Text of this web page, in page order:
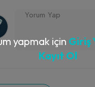
yapmak için Giriş
Kayıt Ol